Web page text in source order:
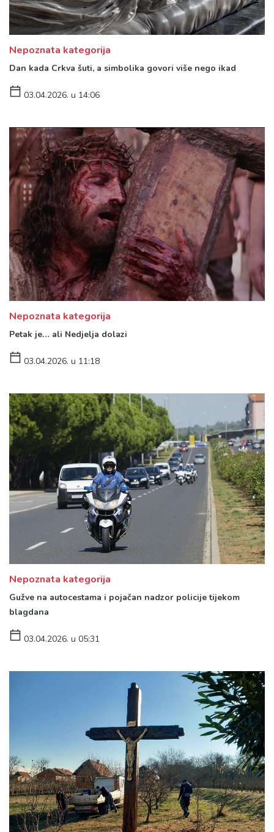
Nepoznata kategorija
Dan kada Crkva šuti, a simbolika govori više nego ikad
03.04.2026. u 14:06
Nepoznata kategorija
Petak je… ali Nedjelja dolazi
03.04.2026. u 11:18
Nepoznata kategorija
Gužve na autocestama i pojačan nadzor policije tijekom
blagdana
03.04.2026. u 05:31